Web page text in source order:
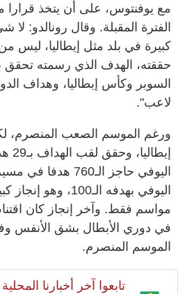
مع يوفنتوس، على أن يتخذ
الفترة المقبلة. وقال رونالدو:
كبيرة في بلد مثل إيطاليا، ليس
حققته، الهدف الذي رسمته
السوبر وكأس إيطاليا، وهداف
لاعب".
ورغم الموسم الصعب المنصرم،
اليوفي حاجز الـ760
اليوفي بهدفه
مواسم فقط. وآخر إنجاز كان
في دوري الأبطال بشق الأنفس
الموسم المنصرم.
تابعوا آخر أخبارنا